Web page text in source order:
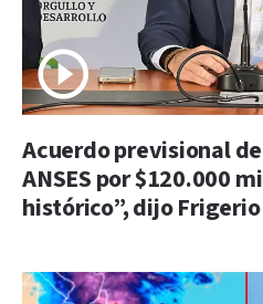
Acuerdo previsional
ANSES por $120.000
histórico”, dijo Frigerio